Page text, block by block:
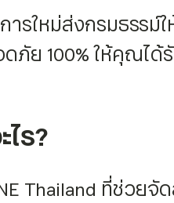
รใหม่ส่งกรมธรรม์
ดภัย 100% ให้คุณ
ร?
Thailand ที่ช่วย